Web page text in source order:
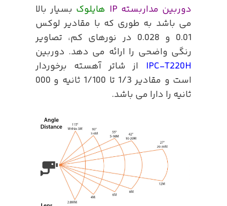
دوربین مداربسته IP
هایلوک بسیار بالا
می باشد به طوری که با مقادیر لوکس
0.01 و 0.028 در نورهای کم، تصاویر
رنگی واضحی را ارائه می دهد. دوربین
IPC-T220H از شاتر آهسته برخوردار
است و مقادیر 1/3 تا 1/100 ثانیه و 000
ثانیه را دارا می باشد.